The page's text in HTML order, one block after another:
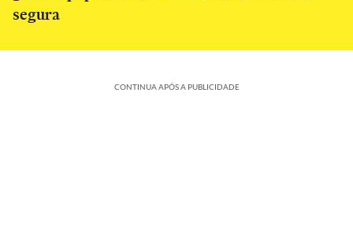
segura
CONTINUA APÓS A PUBLICIDADE